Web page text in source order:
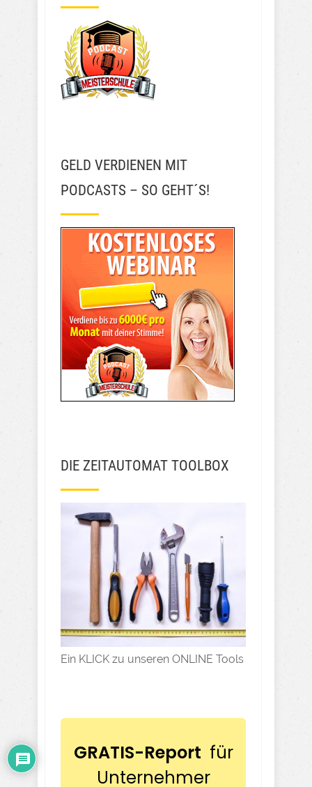
GELD VERDIENEN MIT
PODCASTS – SO GEHT´S!
DIE ZEITAUTOMAT TOOLBOX
Ein KLICK zu unseren ONLINE Tools
GRATIS-Report für
Unternehmer